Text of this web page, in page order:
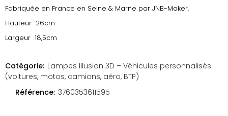
Fabriquée en France en Seine & Marne par JNB-Maker.
Hauteur 26cm
Largeur 18,5cm
Catégorie: Lampes Illusion 3D – Véhicules personnalisés
(voitures, motos, camions, aéro, BTP)
Référence: 3760353611595